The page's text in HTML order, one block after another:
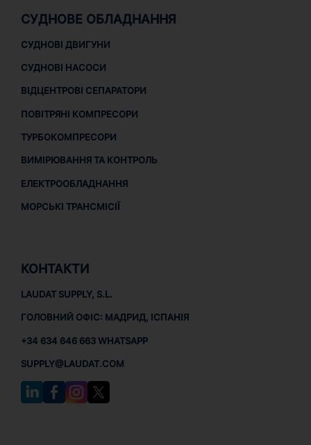
СУДНОВЕ ОБЛАДНАННЯ
СУДНОВІ ДВИГУНИ
СУДНОВІ НАСОСИ
ВІДЦЕНТРОВІ СЕПАРАТОРИ
ПОВІТРЯНІ КОМПРЕСОРИ
ТУРБОКОМПРЕСОРИ
ВИМІРЮВАННЯ ТА КОНТРОЛЬ
ЕЛЕКТРООБЛАДНАННЯ
МОРСЬКІ ТРАНСМІСІЇ
КОНТАКТИ
LAUDAT SUPPLY, S.L.
ГОЛОВНИЙ ОФІС: МАДРИД, ІСПАНІЯ
+34 634 646 663 WHATSAPP
SUPPLY@LAUDAT.COM